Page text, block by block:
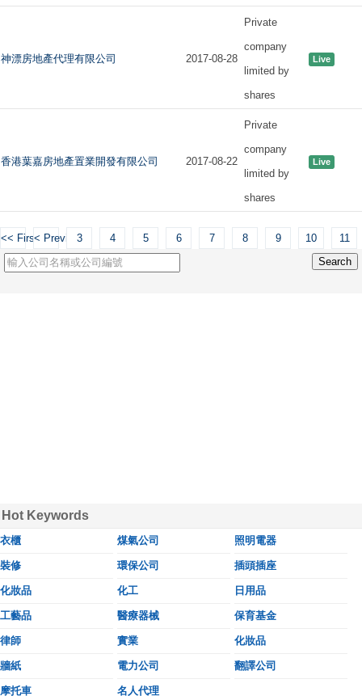
神漂房地產代理有限公司 2017-08-28
Private
company
limited by
shares
Live
香港葉嘉房地產置業開發有限公司 2017-08-22
Private
company
limited by
shares
Live
<< First< Previous
3 4 5 6 7 8 9 10 11
Hot Keywords
衣櫃 煤氣公司 照明電器
裝修 環保公司 插頭插座
化妝品 化工 日用品
工藝品 醫療器械 保育基金
律師 實業 化妝品
牆紙 電力公司 翻譯公司
摩托車 名人代理